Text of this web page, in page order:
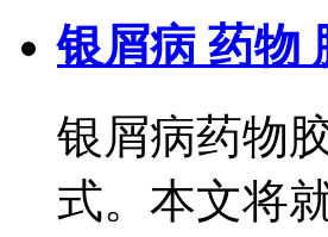
银屑病 药物
银屑病药物
式。本文将